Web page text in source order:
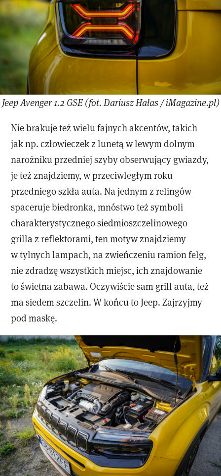
Jeep Avenger 1.2 GSE (fot. Dariusz Hałas / iMagazine.pl)
Nie brakuje też wielu fajnych akcentów, takich
jak np. człowieczek z lunetą w lewym dolnym
narożniku przedniej szyby obserwujący gwiazdy,
je też znajdziemy, w przeciwległym roku
przedniego szkła auta. Na jednym z relingów
spaceruje biedronka, mnóstwo też symboli
charakterystycznego siedmioszczelinowego
grilla z reflektorami, ten motyw znajdziemy
w tylnych lampach, na zwieńczeniu ramion felg,
nie zdradzę wszystkich miejsc, ich znajdowanie
to świetna zabawa. Oczywiście sam grill auta, też
ma siedem szczelin. W końcu to Jeep. Zajrzyjmy
pod maskę.